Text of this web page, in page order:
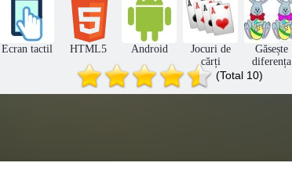
King of
Mahjong
Connecting Tiles
Mahjong Lines
Turnul
Mahjong:
puzzle-uri
Ecran tactil HTML5 Android
Jocuri de
cărți
Găsește
diferența
(Total 10)